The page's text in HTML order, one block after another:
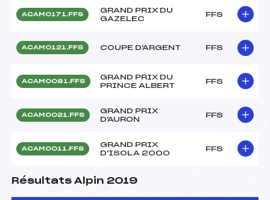
ACAM0171.FFS
GRAND PRIX DU
GAZELEC
FFS
ACAM0121.FFS COUPE D'ARGENT FFS
ACAM0081.FFS
GRAND PRIX DU
PRINCE ALBERT
FFS
ACAM0021.FFS
GRAND PRIX
D'AURON
FFS
ACAM0011.FFS
GRAND PRIX
D'ISOLA 2000
FFS
Résultats Alpin 2019